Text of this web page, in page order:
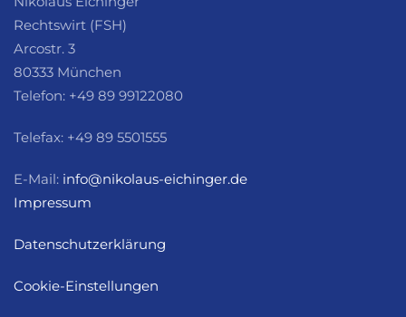
Rechtswirt (FSH)
Arcostr. 3
80333 München
Telefon: +49 89 99122080
Telefax: +49 89 5501555
E-Mail: info@nikolaus-eichinger.de
Impressum
Datenschutzerklärung
Cookie-Einstellungen